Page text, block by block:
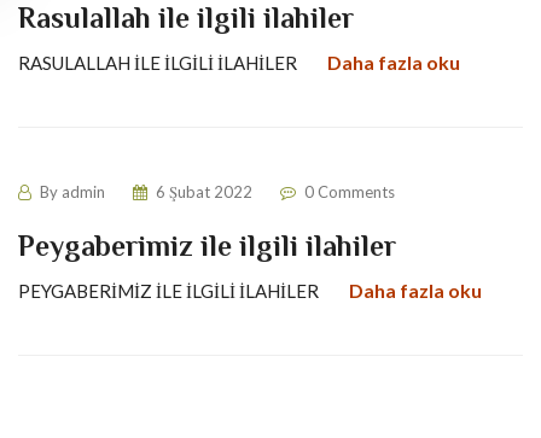
Rasulallah ile ilgili ilahiler
RASULALLAH İLE İLGİLİ İLAHİLER Daha fazla oku
By admin 6 Şubat 2022 0 Comments
Peygaberimiz ile ilgili ilahiler
PEYGABERİMİZ İLE İLGİLİ İLAHİLER Daha fazla oku